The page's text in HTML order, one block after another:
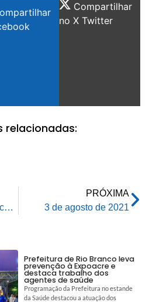
Compartilhar
no X Twitter
relacionadas:
Prefeitura de Rio Branco vai reconstruir ponte que caiu sobre o igarapé Liberdade
PRÓXIMA
3 de agosto de 2021
Prefeitura de Rio Branco leva
prevenção à Expoacre e
destaca trabalho dos
agentes de saúde
Programação da Prefeitura no estande
da Saúde destacou a atuação dos